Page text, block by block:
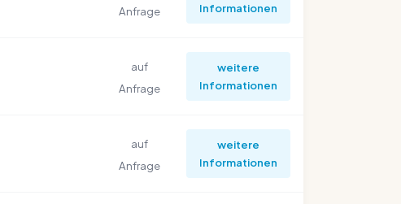
Anfrage
Informationen
auf
Anfrage
weitere
Informationen
auf
Anfrage
weitere
Informationen